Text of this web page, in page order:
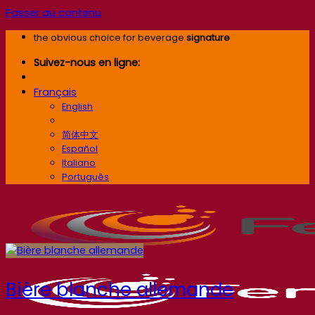
Passer au contenu
the obvious choice for beverage signature
Suivez-nous en ligne:
Français
English
简体中文
Español
Italiano
Português
Bière blanche allemande